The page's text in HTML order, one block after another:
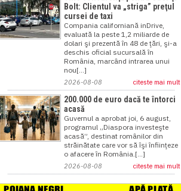
Bolt: Clientul va „striga” preţul
cursei de taxi
Compania californiană inDrive,
evaluată la peste 1,2 miliarde de
dolari şi prezentă în 48 de ţări, şi-a
deschis oficial sucursală în
România, marcând intrarea unui
nou[...]
2026-08-08 citeste mai mult
200.000 de euro dacă te întorci
acasă
Guvernul a aprobat joi, 6 august,
programul „Diaspora investeşte
acasă”, destinat românilor din
străinătate care vor să îşi înfiinţeze
o afacere în România.[...]
2026-08-08 citeste mai mult